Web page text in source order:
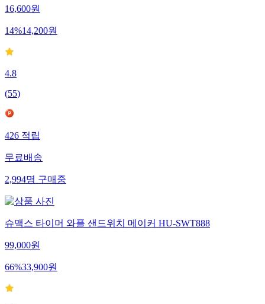
16,600원
14%14,200원
4.8
(55)
426 적립
무료배송
2,994명 구매중
슈맥스 타이머 와플 샌드위치 메이커 HU-SWT888
99,000원
66%33,900원